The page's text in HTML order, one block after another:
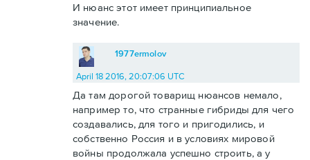
И нюанс этот имеет принципиальное
значение.
1977ermolov
April 18 2016, 20:07:06 UTC
Да там дорогой товарищ нюансов немало,
например то, что странные гибриды для чего
создавались, для того и пригодились, и
собственно Россия и в условиях мировой
войны продолжала успешно строить, а у